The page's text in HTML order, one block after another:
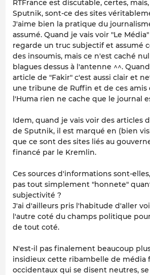
RTFrance est discutable, certes,
Sputnik, sont-ce des sites
J'aime bien la pratique du
assumé. Quand je vais voir "Le
regarde un truc subjectif et assumé
des insoumis, mais ce n'est caché
blagues dessus à l'antenne ^^.
article de "Fakir" c'est aussi clair et
une tribune de Ruffin et de ces amis
l'Huma rien ne cache que le journal
Idem, quand je vais voir des articles
de Sputnik, il est marqué en (bien
que ce sont des sites liés au
financé par le Kremlin.
Ces sources d'informations sont-
pas tout simplement "honnete"
subjectivité ?
J'ai d'ailleurs pris l'habitude d'aller
l'autre coté du champs politique
de tout coté.
N'est-il pas finalement beaucoup
insidieux cette ribambelle de média
occidentaux qui se disent neutres,